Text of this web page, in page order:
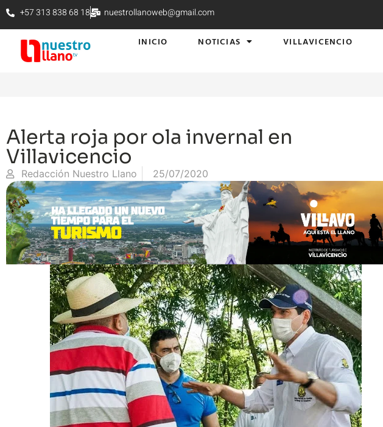
+57 313 838 68 18 nuestrollanoweb@gmail.com
INICIO NOTICIAS VILLAVICENCIO
Alerta roja por ola invernal en
Villavicencio
Redacción Nuestro Llano 25/07/2020